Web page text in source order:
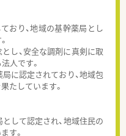
おり、地域の基幹薬局とし
し、安全な調剤に真剣に取
人です。
に認定されており、地域包
たしています。
して認定され、地域住民の
す。